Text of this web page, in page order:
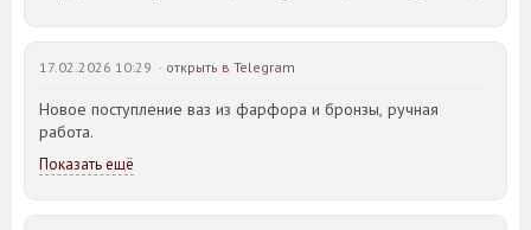
17.02.2026 10:29 · открыть в Telegram
Новое поступление ваз из фарфора и бронзы, ручная
работа.
Показать ещё